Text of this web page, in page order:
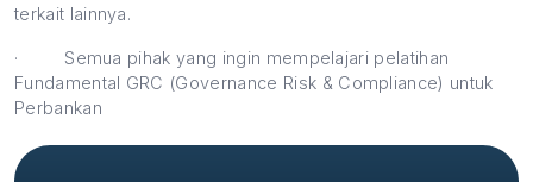
terkait lainnya.
·
Semua pihak yang ingin mempelajari pelatihan
Fundamental GRC (Governance Risk & Compliance) untuk
Perbankan